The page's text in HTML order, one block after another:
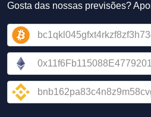
Gosta das nossas previsões?